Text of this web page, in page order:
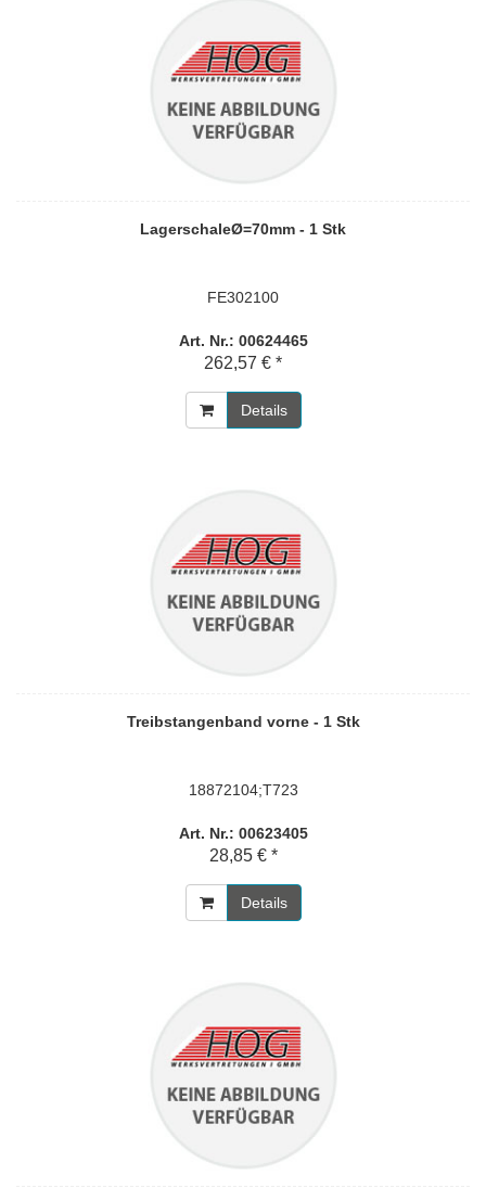
LagerschaleØ=70mm - 1 Stk
FE302100
Art. Nr.: 00624465
262,57 € *
Details
Treibstangenband vorne - 1 Stk
18872104;T723
Art. Nr.: 00623405
28,85 € *
Details